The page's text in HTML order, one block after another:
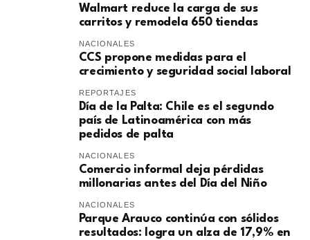
Walmart reduce la carga de sus
carritos y remodela 650 tiendas
NACIONALES
CCS propone medidas para el
crecimiento y seguridad social laboral
REPORTAJES
Día de la Palta: Chile es el segundo
país de Latinoamérica con más
pedidos de palta
NACIONALES
Comercio informal deja pérdidas
millonarias antes del Día del Niño
NACIONALES
Parque Arauco continúa con sólidos
resultados: logra un alza de 17,9% en